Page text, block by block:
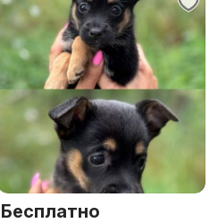
Бесплатно